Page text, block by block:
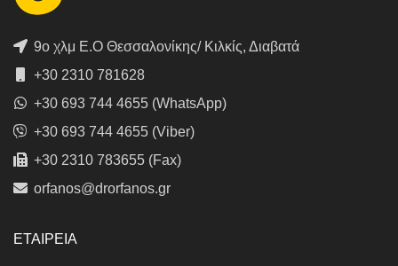
9ο χλμ Ε.Ο Θεσσαλονίκης/ Κιλκίς, Διαβατά
+30 2310 781628
+30 693 744 4655 (WhatsApp)
+30 693 744 4655 (Viber)
+30 2310 783655 (Fax)
orfanos@drorfanos.gr
ΕΤΑΙΡΕΙΑ